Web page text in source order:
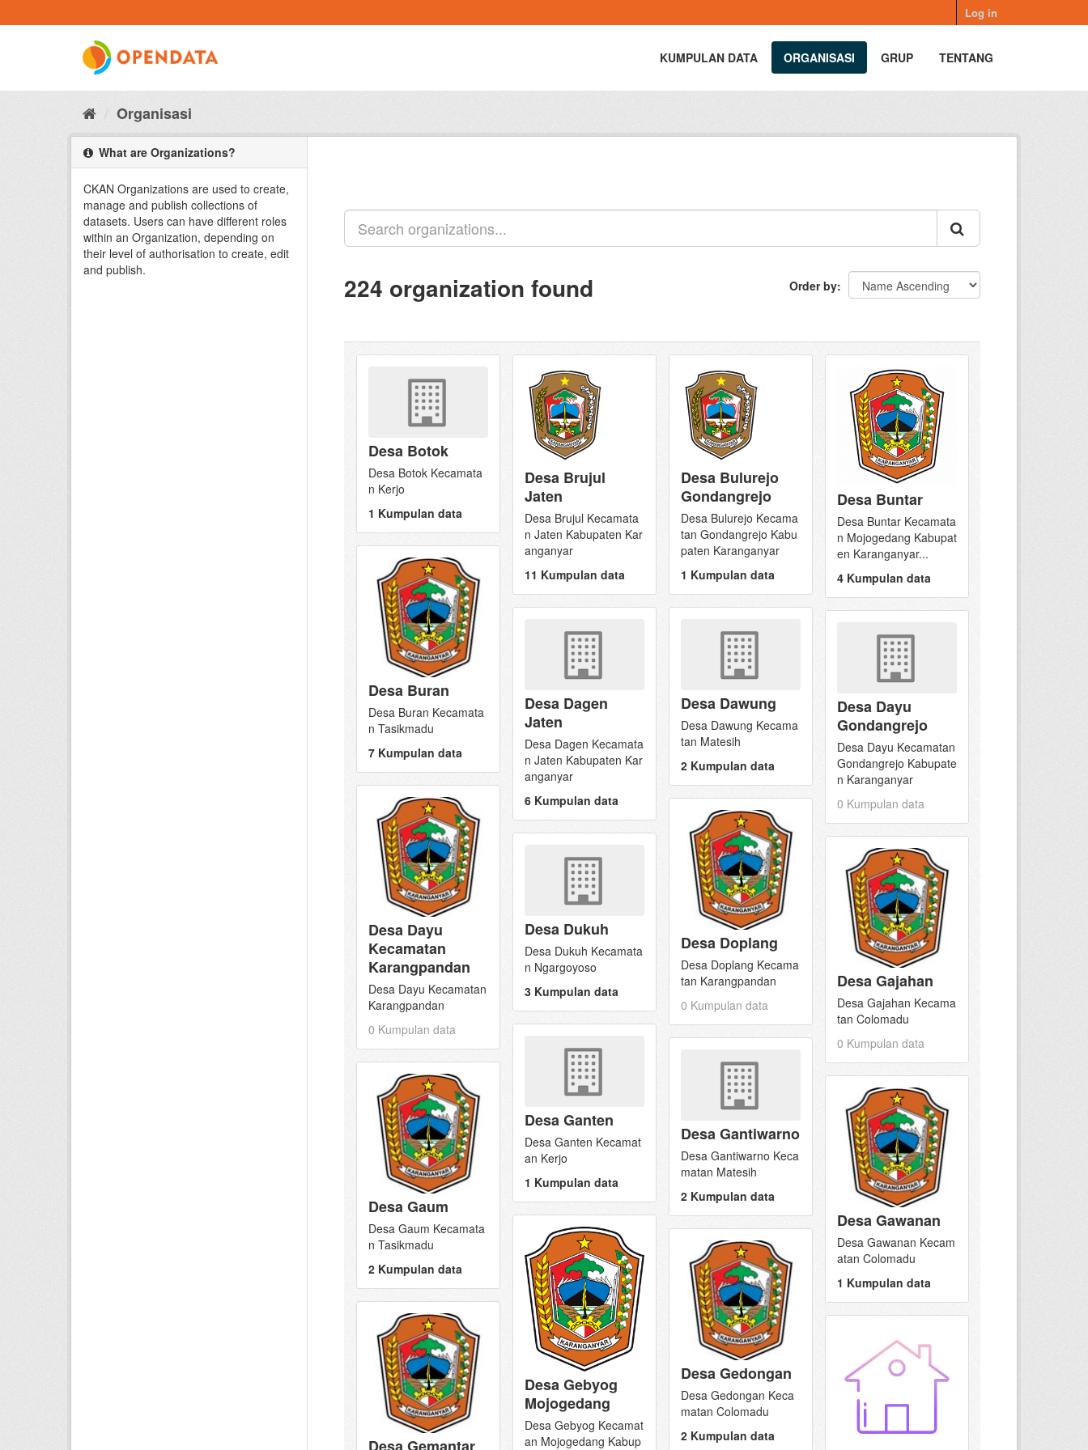
to
Log in
KUMPULAN DATA ORGANISASI GRUP TENTANG
Organisasi
What are Organizations?
CKAN Organizations are used to create,
manage and publish collections of
datasets. Users can have different roles
within an Organization, depending on
their level of authorisation to create, edit
and publish.
Order by
224 organization found
Desa Botok
Desa Botok Kecamata
n Kerjo
1 Kumpulan data
Desa Brujul
Jaten
Desa Brujul Kecamata
n Jaten Kabupaten Kar
anganyar
11 Kumpulan data
Desa Bulurejo
Gondangrejo
Desa Bulurejo Kecama
tan Gondangrejo Kabu
paten Karanganyar
1 Kumpulan data
Desa Buntar
Desa Buntar Kecamata
n Mojogedang Kabupat
en Karanganyar...
4 Kumpulan data
Desa Buran
Desa Buran Kecamata
n Tasikmadu
7 Kumpulan data
Desa Dagen
Jaten
Desa Dagen Kecamata
n Jaten Kabupaten Kar
anganyar
6 Kumpulan data
Desa Dawung
Desa Dawung Kecama
tan Matesih
2 Kumpulan data
Desa Dayu
Gondangrejo
Desa Dayu Kecamatan
Gondangrejo Kabupate
n Karanganyar
0 Kumpulan data
Desa Dayu
Kecamatan
Karangpandan
Desa Dayu Kecamatan
Karangpandan
0 Kumpulan data
Desa Doplang
Desa Doplang Kecama
tan Karangpandan
0 Kumpulan data
Desa Dukuh
Desa Dukuh Kecamata
n Ngargoyoso
3 Kumpulan data
Desa Gajahan
Desa Gajahan Kecama
tan Colomadu
0 Kumpulan data
Desa Ganten
Desa Ganten Kecamat
an Kerjo
1 Kumpulan data
Desa Gantiwarno
Desa Gantiwarno Keca
matan Matesih
2 Kumpulan data
Desa Gaum
Desa Gaum Kecamata
n Tasikmadu
2 Kumpulan data
Desa Gawanan
Desa Gawanan Kecam
atan Colomadu
1 Kumpulan data
Desa Gebyog
Mojogedang
Desa Gebyog Kecamat
an Mojogedang Kabup
Desa Gedongan
Desa Gedongan Keca
matan Colomadu
2 Kumpulan data